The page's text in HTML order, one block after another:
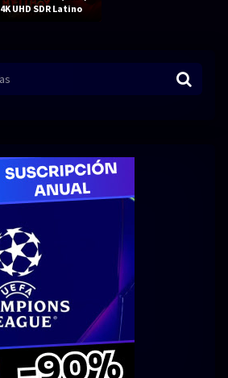
Crimen
Romance
Thriller
Series 4K HDR
2160p 4K SDR
4K UHD SDR Latino